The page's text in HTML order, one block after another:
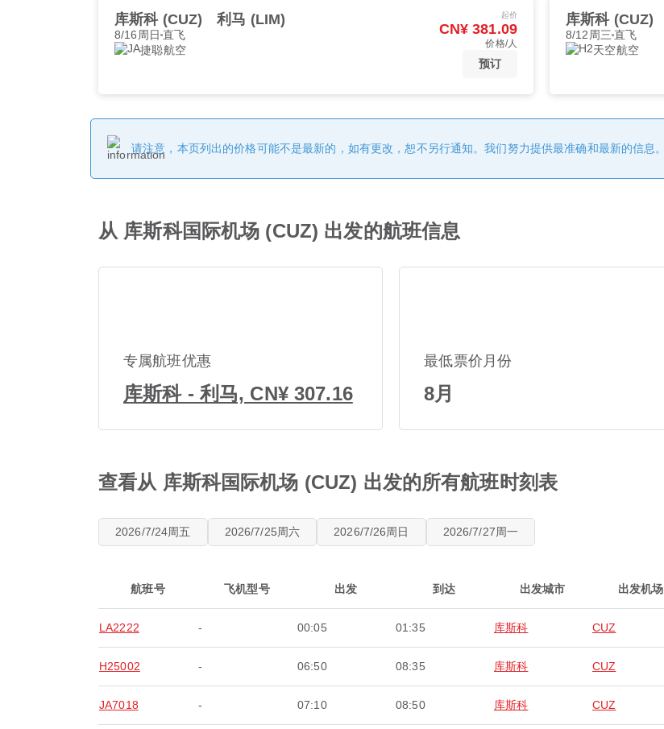
库斯科 (CUZ) 利马 (LIM)
8/16周日 直飞
捷聪航空
起价
CN¥ 381.09
价格/人
预订
库斯科 (CUZ)
8/12周三 直飞
天空航空
请注意，本页列出的价格可能不是最新的，如有更改，恕不另行通知。我们努力提供最准确和最新的信息。
从 库斯科国际机场 (CUZ) 出发的航班信息
专属航班优惠
库斯科 - 利马, CN¥ 307.16
最低票价月份
8月
查看从 库斯科国际机场 (CUZ) 出发的所有航班时刻表
2026/7/24周五 2026/7/25周六 2026/7/26周日 2026/7/27周一
航班号 飞机型号 出发 到达 出发城市 出发机场
LA2222 - 00:05 01:35 库斯科 CUZ
H25002 - 06:50 08:35 库斯科 CUZ
JA7018 - 07:10 08:50 库斯科 CUZ